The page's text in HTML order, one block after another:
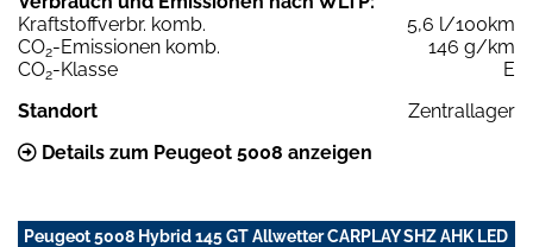
Kraftstoffverbr. komb.
5,6 l/100km
CO2-Emissionen komb.
146 g/km
CO2-Klasse
E
Standort
Zentrallager
Details zum Peugeot 5008 anzeigen
Peugeot 5008 Hybrid 145 GT Allwetter CARPLAY SHZ AHK LED